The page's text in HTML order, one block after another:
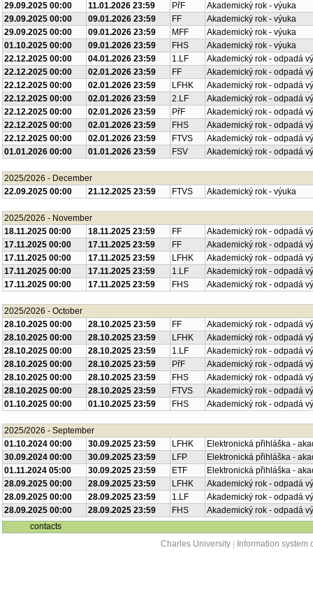
29.09.2025 00:00
11.01.2026 23:59 PřF
Akademický rok - výuka
29.09.2025 00:00
09.01.2026 23:59 FF
Akademický rok - výuka
29.09.2025 00:00
09.01.2026 23:59 MFF
Akademický rok - výuka
01.10.2025 00:00
09.01.2026 23:59 FHS
Akademický rok - výuka
22.12.2025 00:00
04.01.2026 23:59 1.LF
Akademický rok - odpadá
22.12.2025 00:00
02.01.2026 23:59 FF
Akademický rok - odpadá
22.12.2025 00:00
02.01.2026 23:59 LFHK
Akademický rok - odpadá
22.12.2025 00:00
02.01.2026 23:59 2.LF
Akademický rok - odpadá
22.12.2025 00:00
02.01.2026 23:59 PřF
Akademický rok - odpadá
22.12.2025 00:00
02.01.2026 23:59 FHS
Akademický rok - odpadá
22.12.2025 00:00
02.01.2026 23:59 FTVS
Akademický rok - odpadá
01.01.2026 00:00
01.01.2026 23:59 FSV Akademický rok - odpadá
2025/2026 - December
22.09.2025 00:00
21.12.2025 23:59 FTVS Akademický rok - výuka
2025/2026 - November
18.11.2025 00:00
18.11.2025 23:59 FF
Akademický rok - odpadá
17.11.2025 00:00
17.11.2025 23:59 FF
Akademický rok - odpadá
17.11.2025 00:00
17.11.2025 23:59 LFHK
Akademický rok - odpadá
17.11.2025 00:00
17.11.2025 23:59 1.LF
Akademický rok - odpadá
17.11.2025 00:00
17.11.2025 23:59 FHS Akademický rok - odpadá
2025/2026 - October
28.10.2025 00:00
28.10.2025 23:59 FF
Akademický rok - odpadá
28.10.2025 00:00
28.10.2025 23:59 LFHK
Akademický rok - odpadá
28.10.2025 00:00
28.10.2025 23:59 1.LF
Akademický rok - odpadá
28.10.2025 00:00
28.10.2025 23:59 PřF
Akademický rok - odpadá
28.10.2025 00:00
28.10.2025 23:59 FHS
Akademický rok - odpadá
28.10.2025 00:00
28.10.2025 23:59 FTVS
Akademický rok - odpadá
01.10.2025 00:00
01.10.2025 23:59 FHS Akademický rok - odpadá
2025/2026 - September
01.10.2024 00:00
30.09.2025 23:59 LFHK
Elektronická přihláška -
30.09.2024 00:00
30.09.2025 23:59 LFP
Elektronická přihláška -
01.11.2024 05:00
30.09.2025 23:59 ETF
Elektronická přihláška -
28.09.2025 00:00
28.09.2025 23:59 LFHK
Akademický rok - odpadá
28.09.2025 00:00
28.09.2025 23:59 1.LF
Akademický rok - odpadá
28.09.2025 00:00
28.09.2025 23:59 FHS
Akademický rok - odpadá
contacts
Charles University
Information